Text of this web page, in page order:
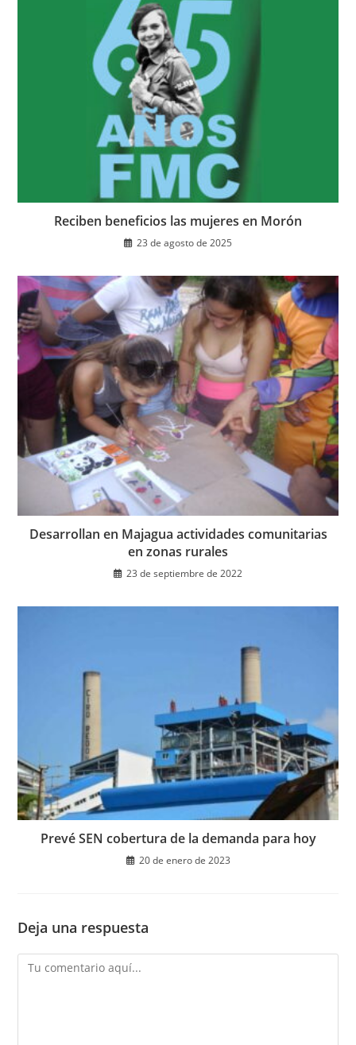
Reciben beneficios las mujeres en Morón
23 de agosto de 2025
Desarrollan en Majagua actividades comunitarias
en zonas rurales
23 de septiembre de 2022
Prevé SEN cobertura de la demanda para hoy
20 de enero de 2023
Deja una respuesta
Comentario